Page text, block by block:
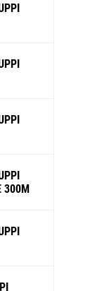
300M